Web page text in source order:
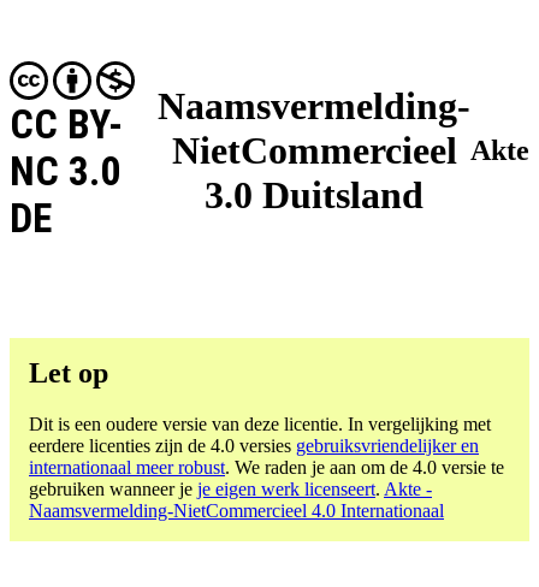
Naamsvermelding-
NietCommercieel
3.0 Duitsland
CC BY-
NC 3.0
DE
Akte
Let op
Dit is een oudere versie van deze licentie. In vergelijking met
eerdere licenties zijn de 4.0 versies gebruiksvriendelijker en
internationaal meer robust. We raden je aan om de 4.0 versie te
gebruiken wanneer je je eigen werk licenseert. Akte -
Naamsvermelding-NietCommercieel 4.0 Internationaal